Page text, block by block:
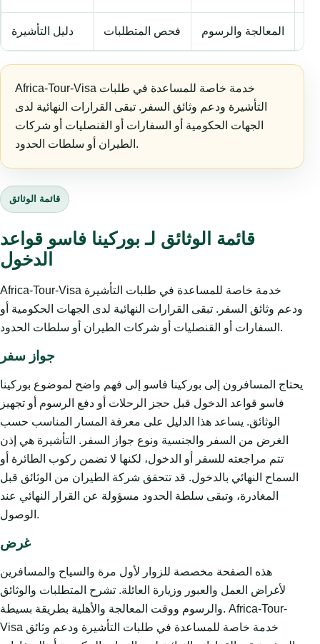
دليل التأشيرة فحص المتطلبات المعالجة والرسوم
Africa-Tour-Visa خدمة خاصة للمساعدة في طلبات
التأشيرة ودعم وثائق السفر. تبقى القرارات النهائية لدى
الجهات الحكومية أو السفارات أو القنصليات أو شركات
الطيران أو سلطات الحدود.
قائمة الوثائق
قائمة الوثائق لـ بوركينا فاسو قواعد
الدخول
Africa-Tour-Visa خدمة خاصة للمساعدة في طلبات التأشيرة
ودعم وثائق السفر. تبقى القرارات النهائية لدى الجهات الحكومية أو
السفارات أو القنصليات أو شركات الطيران أو سلطات الحدود.
جواز سفر
يحتاج المسافرون إلى بوركينا فاسو إلى فهم واضح لموضوع بوركينا
فاسو قواعد الدخول قبل حجز الرحلات أو دفع الرسوم أو تجهيز
الوثائق. يساعد هذا الدليل على معرفة المسار المناسب حسب
الغرض من السفر والجنسية ونوع جواز السفر. التأشيرة هي إذن
تتم مراجعته للسفر أو الدخول، لكنها لا تضمن ركوب الطائرة أو
السماح النهائي بالدخول. قد تتحقق شركة الطيران من الوثائق قبل
المغادرة، وتبقى سلطة الحدود مسؤولة عن القرار النهائي عند
الوصول.
غرض
هذه الصفحة مخصصة للزوار لأول مرة والسياح والمسافرين
لأغراض العمل والعبور وزيارة العائلة. تشرح المتطلبات والوثائق
والرسوم ووقت المعالجة والأهلية بطريقة بسيطة. Africa-Tour-
Visa خدمة خاصة للمساعدة في طلبات التأشيرة ودعم وثائق